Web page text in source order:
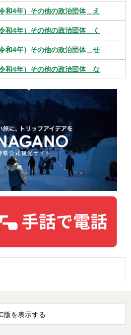
和4年）その他の政治団体＿え
和4年）その他の政治団体＿く
和4年）その他の政治団体＿せ
和4年）その他の政治団体＿な
版を表示する